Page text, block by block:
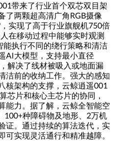
带来了行业首个双芯双目架
了两颗超高清广角RGB摄像
，实现了高于行业旗舰机750倍
在移动过程中能够实时观测
能执行不同的绕行策略和清洁
AI大模型，支持最小直径
解决了线材被吸入或地面漏
洁前的收纳工作。强大的感知
核架构的支撑，云鲸逍遥001
芯片和核心主芯片的协同，
能力。据了解，云鲸全智能空
100+种障碍物及地形、 2万机
证。通过持续的算法迭代，实
实现灵活通行和精准越障。